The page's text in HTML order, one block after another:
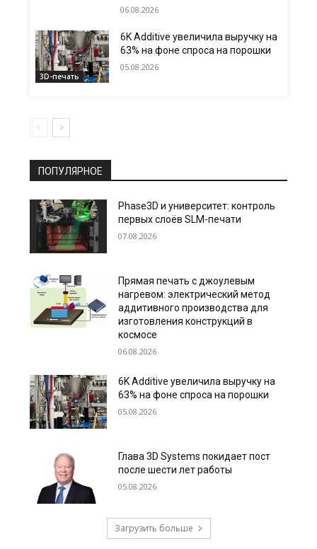
06.08.2026
3D-печать
6K Additive увеличила выручку на
63% на фоне спроса на порошки
05.08.2026
ПОПУЛЯРНОЕ
Phase3D и университет: контроль
первых слоёв SLM-печати
07.08.2026
Прямая печать с джоулевым
нагревом: электрический метод
аддитивного производства для
изготовления конструкций в
космосе
06.08.2026
6K Additive увеличила выручку на
63% на фоне спроса на порошки
05.08.2026
Глава 3D Systems покидает пост
после шести лет работы
05.08.2026
Загрузить больше